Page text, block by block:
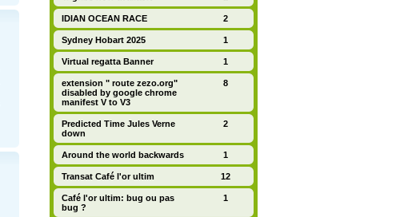
IDIAN OCEAN RACE 2
Sydney Hobart 2025 1
Virtual regatta Banner 1
extension " route zezo.org"
disabled by google chrome
manifest V to V3
8
Predicted Time Jules Verne
down
2
Around the world backwards 1
Transat Café l'or ultim 12
Café l'or ultim: bug ou pas
bug ?
1